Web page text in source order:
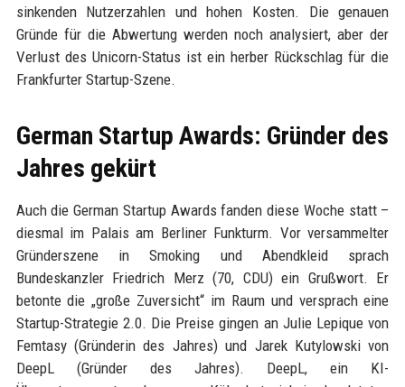
sinkenden Nutzerzahlen und hohen Kosten. Die genauen
Gründe für die Abwertung werden noch analysiert, aber der
Verlust des Unicorn-Status ist ein herber Rückschlag für die
Frankfurter Startup-Szene.
German Startup Awards: Gründer des
Jahres gekürt
Auch die German Startup Awards fanden diese Woche statt –
diesmal im Palais am Berliner Funkturm. Vor versammelter
Gründerszene in Smoking und Abendkleid sprach
Bundeskanzler Friedrich Merz (70, CDU) ein Grußwort. Er
betonte die „große Zuversicht“ im Raum und versprach eine
Startup-Strategie 2.0. Die Preise gingen an Julie Lepique von
Femtasy (Gründerin des Jahres) und Jarek Kutylowski von
DeepL (Gründer des Jahres). DeepL, ein KI-